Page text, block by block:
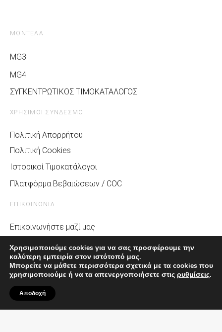
ΜΟΝΤΕΛΑ
MG3
MG4
ΣΥΓΚΕΝΤΡΩΤΙΚΟΣ ΤΙΜΟΚΑΤΑΛΟΓΟΣ
ΧΡΗΣΙΜΟΙ ΣΥΝΔΕΣΜΟΙ
Πολιτική Απορρήτου
Πολιτική Cookies
Ιστορικοί Τιμοκατάλογοι
Πλατφόρμα Βεβαιώσεων / COC
ΕΠΙΚΟΙΝΩΝΙΑ
Επικοινωνήστε μαζί μας
Σχετικά με την MG
Media & MG Life
Αίτημα Service
Χρησιμοποιούμε cookies για να σας προσφέρουμε την
καλύτερη εμπειρία στον ιστότοπό μας.
Μπορείτε να μάθετε περισσότερα σχετικά με τα cookies που
χρησιμοποιούμε ή να τα απενεργοποιήσετε στις ρυθμίσεις.
Αποδοχή